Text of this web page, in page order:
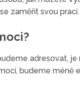
zaměřit svou prací.
adresovat, je
budeme méně